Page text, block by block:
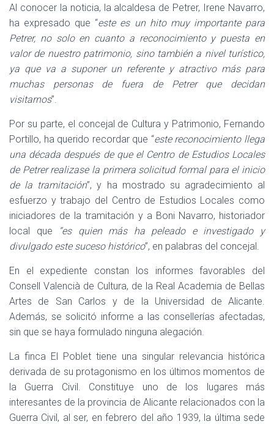
Al conocer la noticia, la alcaldesa de Petrer, Irene Navarro,
ha expresado que “este es un hito muy importante para
Petrer, no solo en cuanto a reconocimiento y puesta en
valor de nuestro patrimonio, sino también a nivel turístico,
ya que va a suponer un referente y atractivo más para
muchas personas de fuera de Petrer que decidan
visitarnos”.
Por su parte, el concejal de Cultura y Patrimonio, Fernando
Portillo, ha querido recordar que “este reconocimiento llega
una década después de que el Centro de Estudios Locales
de Petrer realizase la primera solicitud formal para el inicio
de la tramitación”, y ha mostrado su agradecimiento al
esfuerzo y trabajo del Centro de Estudios Locales como
iniciadores de la tramitación y a Boni Navarro, historiador
local que
“es quien más ha peleado e investigado y
divulgado este suceso histórico”, en palabras del concejal.
En el expediente constan los informes favorables del
Consell Valencià de Cultura, de la Real Academia de Bellas
Artes de San Carlos y de la Universidad de Alicante.
Además, se solicitó informe a las consellerías afectadas,
sin que se haya formulado ninguna alegación.
La finca El Poblet tiene una singular relevancia histórica
derivada de su protagonismo en los últimos momentos de
la Guerra Civil. Constituye uno de los lugares más
interesantes de la provincia de Alicante relacionados con la
Guerra Civil, al ser, en febrero del año 1939, la última sede